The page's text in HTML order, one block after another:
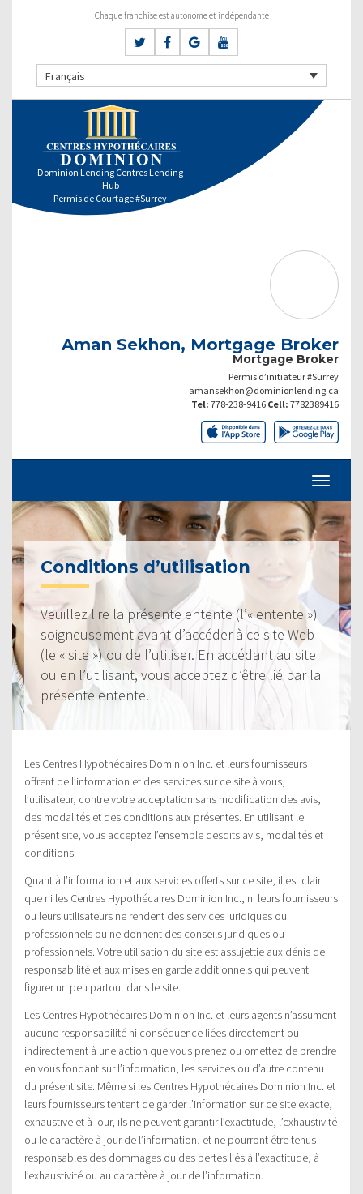
Chaque franchise est autonome et indépendante
Français
Dominion Lending Centres Lending
Hub
Permis de Courtage #Surrey
Aman Sekhon, Mortgage Broker
Mortgage Broker
Permis d’initiateur #Surrey
amansekhon@dominionlending.ca
Tel: 778-238-9416 Cell: 7782389416
Conditions d’utilisation
Veuillez lire la présente entente (l’« entente »)
soigneusement avant d’accéder à ce site Web
(le « site ») ou de l’utiliser. En accédant au site
ou en l’utilisant, vous acceptez d’être lié par la
présente entente.
Les Centres Hypothécaires Dominion Inc. et leurs fournisseurs
offrent de l’information et des services sur ce site à vous,
l’utilisateur, contre votre acceptation sans modification des avis,
des modalités et des conditions aux présentes. En utilisant le
présent site, vous acceptez l’ensemble desdits avis, modalités et
conditions.
Quant à l’information et aux services offerts sur ce site, il est clair
que ni les Centres Hypothécaires Dominion Inc., ni leurs fournisseurs
ou leurs utilisateurs ne rendent des services juridiques ou
professionnels ou ne donnent des conseils juridiques ou
professionnels. Votre utilisation du site est assujettie aux dénis de
responsabilité et aux mises en garde additionnels qui peuvent
figurer un peu partout dans le site.
Les Centres Hypothécaires Dominion Inc. et leurs agents n’assument
aucune responsabilité ni conséquence liées directement ou
indirectement à une action que vous prenez ou omettez de prendre
en vous fondant sur l’information, les services ou d’autre contenu
du présent site. Même si les Centres Hypothécaires Dominion Inc. et
leurs fournisseurs tentent de garder l’information sur ce site exacte,
exhaustive et à jour, ils ne peuvent garantir l’exactitude, l’exhaustivité
ou le caractère à jour de l’information, et ne pourront être tenus
responsables des dommages ou des pertes liés à l’exactitude, à
l’exhaustivité ou au caractère à jour de l’information.